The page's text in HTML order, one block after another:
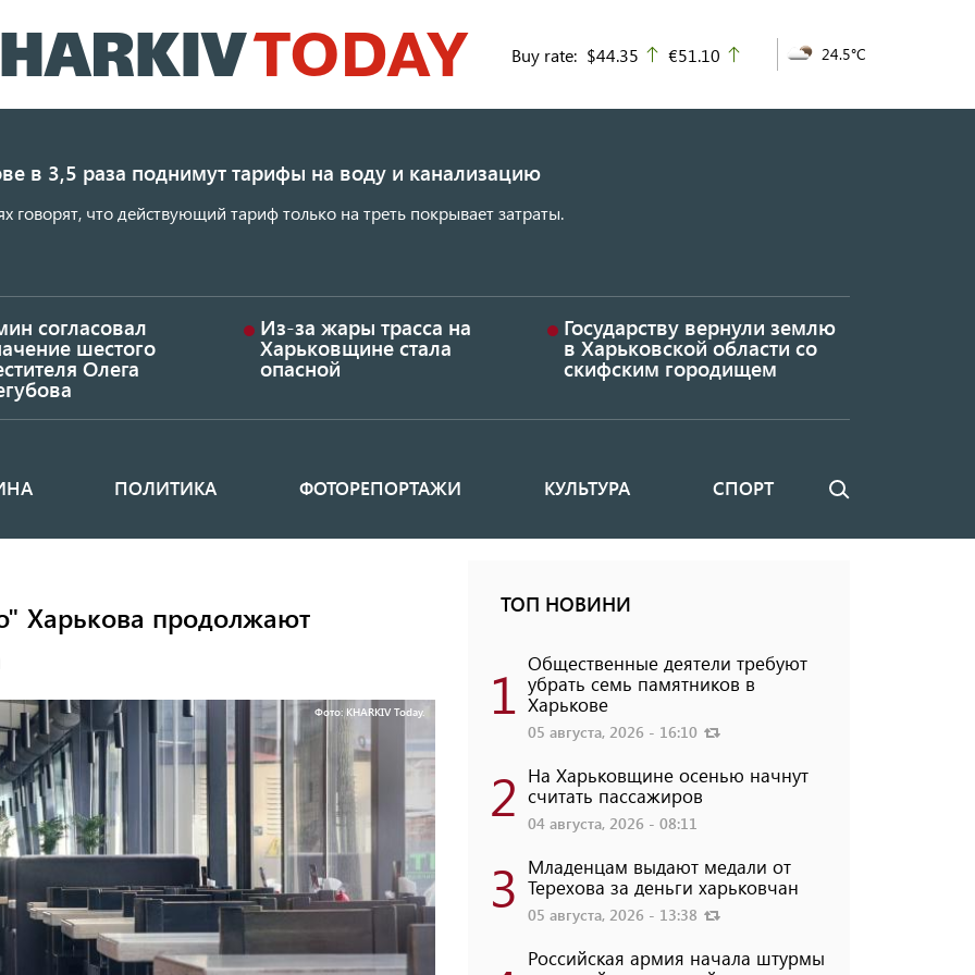
к
основному
Buy rate: $44.35 up
€51.10 24.5°C
в 3,5 раза поднимут тарифы на воду и канализацию
говорят, что действующий тариф только на треть покрывает затраты.
согласовал
шестого
Олега
Из-за жары трасса на
Харьковщине стала
опасной
Государству вернули землю
в Харьковской области со
скифским городищем
ПОЛИТИКА ФОТОРЕПОРТАЖИ КУЛЬТУРА СПОРТ Поиск
Харькова продолжают
Фото: KHARKIV Today.
ТОП НОВИНИ
1 Общественные деятели требуют
убрать семь памятников в
Харькове
05 августа, 2026 - 16:10
2 На Харьковщине осенью начнут
считать пассажиров
04 августа, 2026 - 08:11
3 Младенцам выдают медали от
Терехова за деньги харьковчан
05 августа, 2026 - 13:38
Российская армия начала штурмы